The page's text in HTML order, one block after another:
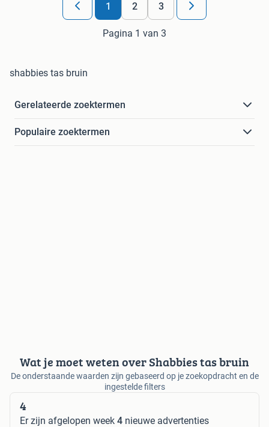
1 2 3
Pagina 1 van 3
shabbies tas bruin
Gerelateerde zoektermen
Populaire zoektermen
Wat je moet weten over Shabbies tas bruin
De onderstaande waarden zijn gebaseerd op je zoekopdracht en de
ingestelde filters
4
Er zijn afgelopen week 4 nieuwe advertenties